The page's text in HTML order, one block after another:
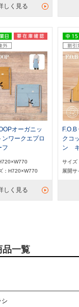
しく見る
オーガニッ
ンワークエプロ
：H720×W770
しく見る
クコ
ン
サイズ
展開
品一覧
シ